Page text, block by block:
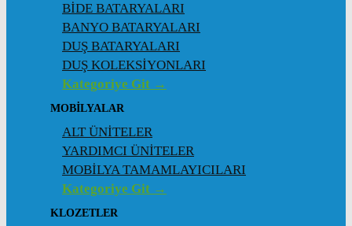
BİDE BATARYALARI
BANYO BATARYALARI
DUŞ BATARYALARI
DUŞ KOLEKSİYONLARI
Kategoriye Git →
MOBİLYALAR
ALT ÜNİTELER
YARDIMCI ÜNİTELER
MOBİLYA TAMAMLAYICILARI
Kategoriye Git →
KLOZETLER